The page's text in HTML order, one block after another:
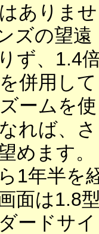
ありませ
ズの望遠
ず、1.4
併用して
ームを使
れば、さ
めます。
1年半を
面は1.8
ードサイ